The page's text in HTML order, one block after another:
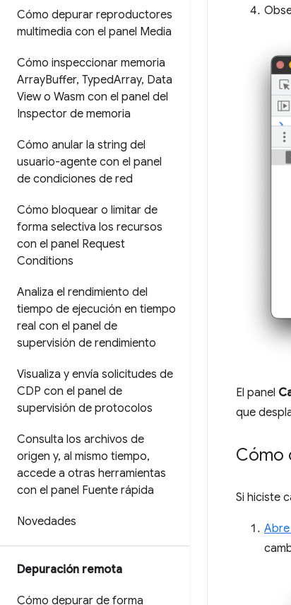
Cómo depurar reproductores
multimedia con el panel Media
Cómo inspeccionar memoria
ArrayBuffer, TypedArray, Data
View o Wasm con el panel del
Inspector de memoria
Cómo anular la string del
usuario-agente con el panel
de condiciones de red
Cómo bloquear o limitar de
forma selectiva los recursos
con el panel Request
Conditions
Analiza el rendimiento del
tiempo de ejecución en tiempo
real con el panel de
supervisión de rendimiento
Visualiza y envía solicitudes de
CDP con el panel de
supervisión de protocolos
Consulta los archivos de
origen y, al mismo tiempo,
accede a otras herramientas
con el panel Fuente rápida
Novedades
Depuración remota
Cómo depurar de forma
El panel
que
Cómo
Si hiciste
Abre